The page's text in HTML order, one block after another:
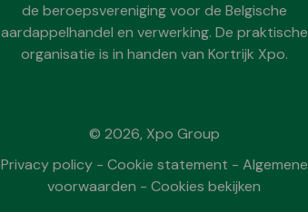
de beroepsvereniging voor de Belgische
aardappelhandel en verwerking. De praktische
organisatie is in handen van Kortrijk Xpo.
© 2026, Xpo Group
Privacy policy- Cookie statement - Algemene
voorwaarden -Cookies bekijken